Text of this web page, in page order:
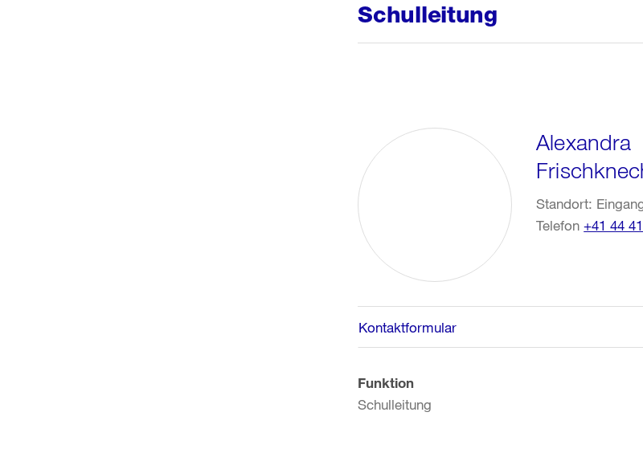
Schulleitung
Alexandra
Standort:
Telefon+41 44
Kontaktformular
Funktion
Schulleitung